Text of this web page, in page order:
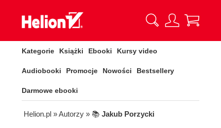
Kategorie Książki Ebooki Kursy video
Audiobooki Promocje Nowości Bestsellery
Darmowe ebooki
Helion.pl » Autorzy » 📚 Jakub Porzycki